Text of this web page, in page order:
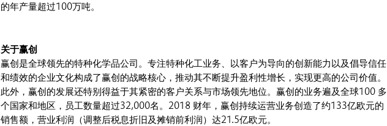
的年产量超过100万吨。
关于赢创
赢创是全球领先的特种化学品公司。专注特种化工业务、以客户为导向的创新能力以及倡导信任
和绩效的企业文化构成了赢创的战略核心，推动其不断提升盈利性增长，实现更高的公司价值。
此外，赢创的发展还特别得益于其紧密的客户关系与市场领先地位。赢创的业务遍及全球100 多
个国家和地区，员工数量超过32,000名。2018 财年，赢创持续运营业务创造了约133亿欧元的
销售额，营业利润（调整后税息折旧及摊销前利润）达21.5亿欧元。